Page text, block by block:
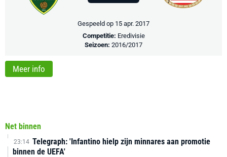
Net binnen
23:14 Telegraph: 'Infantino hielp zijn minnares aan promotie
binnen de UEFA'
Gespeeld op 15 apr. 2017
Competitie: Eredivisie
Seizoen: 2016/2017
Meer info